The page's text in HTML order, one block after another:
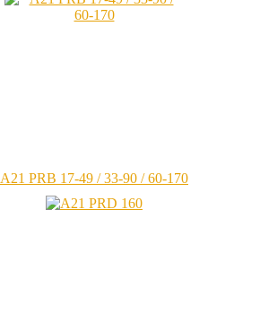
A21 PRB 17-49 / 33-90 / 60-170